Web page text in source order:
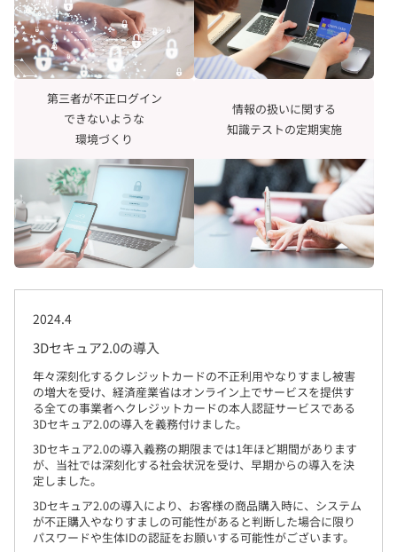
第三者が不正ログイン
できないような
環境づくり
情報の扱いに関する
知識テストの定期実施
2024.4
3Dセキュア2.0の導入
年々深刻化するクレジットカードの不正利用やなりすまし被害
の増大を受け、経済産業省はオンライン上でサービスを提供す
る全ての事業者へクレジットカードの本人認証サービスである
3Dセキュア2.0の導入を義務付けました。
3Dセキュア2.0の導入義務の期限までは1年ほど期間があります
が、当社では深刻化する社会状況を受け、早期からの導入を決
定しました。
3Dセキュア2.0の導入により、お客様の商品購入時に、システム
が不正購入やなりすましの可能性があると判断した場合に限り
パスワードや生体IDの認証をお願いする可能性がございます。